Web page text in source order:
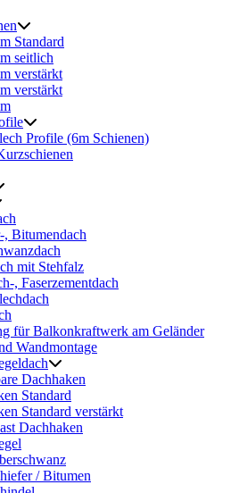
Standard
seitlich
verstärkt
verstärkt
Profile (6m Schienen)
, Bitumendach
mit Stehfalz
, Faserzementdach
für Balkonkraftwerk am Geländer
Wandmontage
Dachhaken
Standard
Standard verstärkt
Dachhaken
/ Bitumen